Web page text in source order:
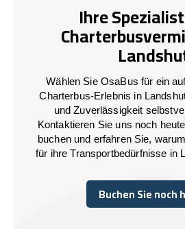
Ihre
Wählen Sie OsaBus für ein
Charterbus-Erlebnis in
und Zuverlässigkeit
Kontaktieren Sie uns noch
buchen und erfahren Sie,
für ihre Transportbedürfnisse in
Buchen Sie noch
Buchen Sie noch